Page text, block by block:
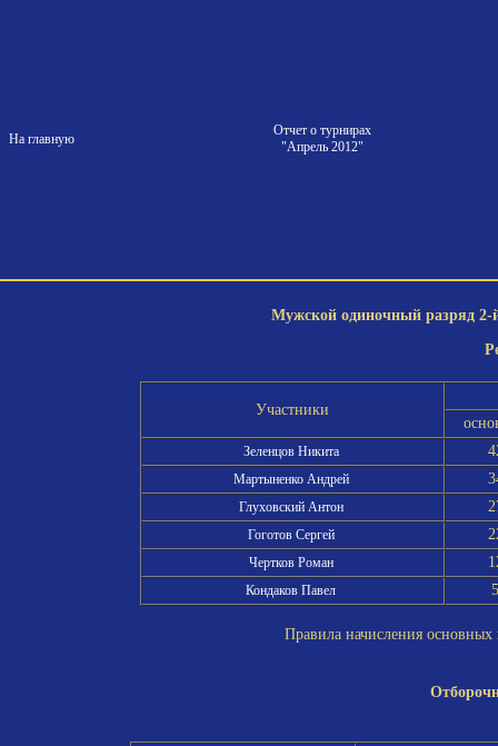
На главную
Отчет о турнирах
"Апрель 2012"
Мужской одиночный разряд 2-
Участники
Зеленцов Никита
Мартыненко Андрей
Глуховский Антон
Гоготов Сергей
Чертков Роман
Кондаков Павел 5
Правила начисления